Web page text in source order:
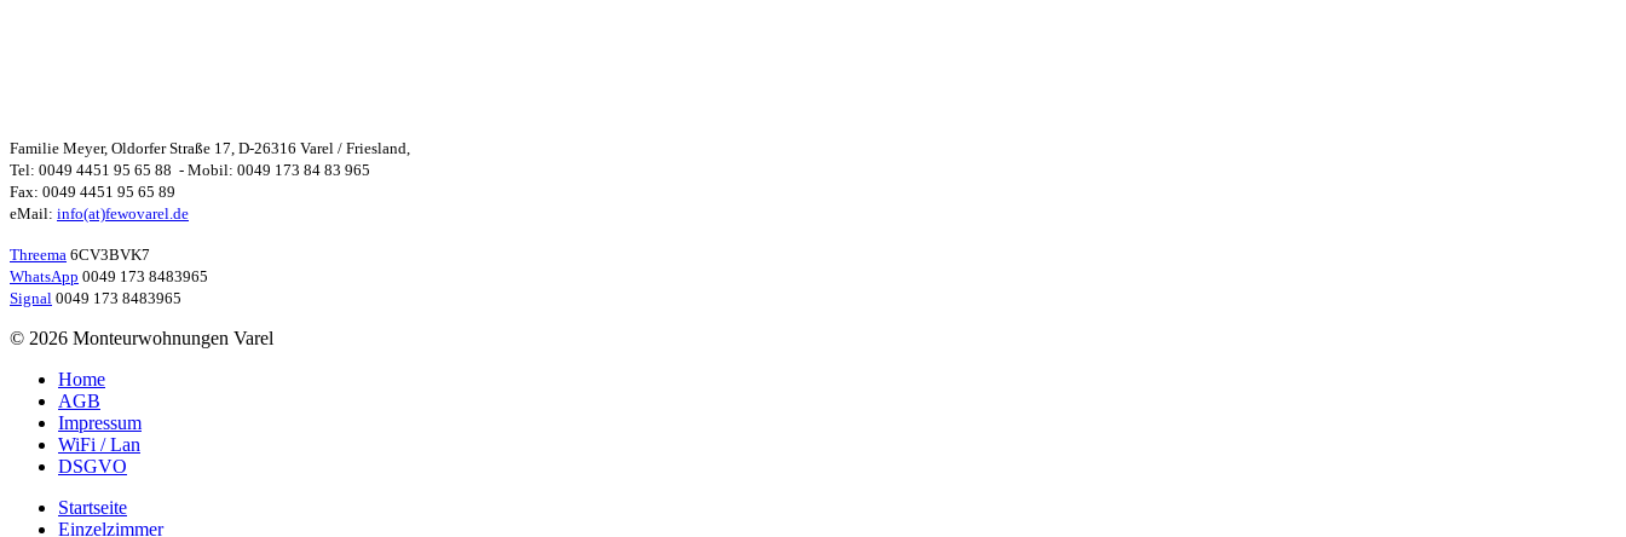
Familie Meyer, Oldorfer Straße 17, D-26316 Varel / Friesland,
Tel: 0049 4451 95 65 88 - Mobil: 0049 173 84 83 965
Fax: 0049 4451 95 65 89
eMail: info(at)fewovarel.de
Threema 6CV3BVK7
WhatsApp 0049 173 8483965
Signal 0049 173 8483965
© 2026 Monteurwohnungen Varel
Home
AGB
Impressum
WiFi / Lan
DSGVO
Startseite
Einzelzimmer